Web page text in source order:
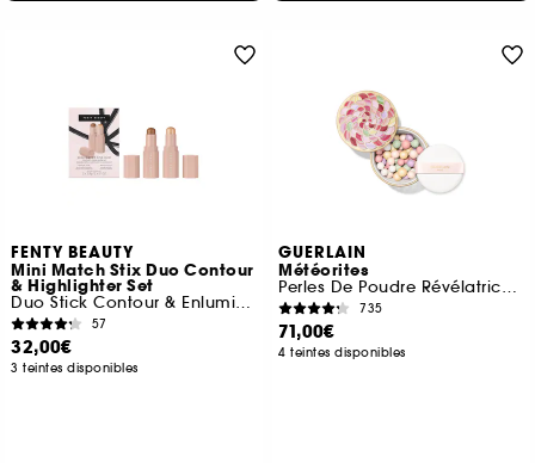
FENTY BEAUTY
Mini Match Stix Duo Contour
& Highlighter Set
Duo Stick Contour & Enlumineur
57
32,00€
3 teintes disponibles
GUERLAIN
Météorites
Perles De Poudre Révélatrices De Lumière
735
71,00€
4 teintes disponibles